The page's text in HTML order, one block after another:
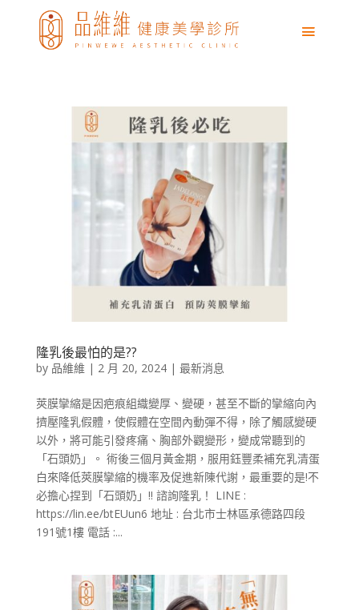
隆乳後最怕的是??
by 品維維 | 2 月 20, 2024| 最新消息
莢膜攣縮是因疤痕組織變厚、變硬，甚至不斷的攣縮向內
擠壓隆乳假體，使假體在空間內動彈不得，除了觸感變硬
以外，將可能引發疼痛、胸部外觀變形，變成常聽到的
「石頭奶」。 術後三個月黃金期，服用鈺豐柔補充乳清蛋
白來降低莢膜攣縮的機率及促進新陳代謝，最重要的是!不
必擔心捏到「石頭奶」!! 諮詢隆乳！ LINE :
https://lin.ee/btEUun6 地址 : 台北市士林區承德路四段
191號1樓 電話 :...